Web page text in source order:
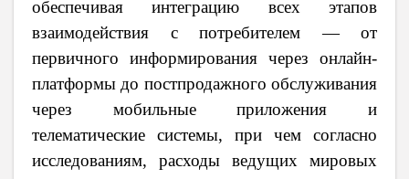
обеспечивая интеграцию всех этапов
взаимодействия с потребителем — от
первичного информирования через онлайн-
платформы до постпродажного обслуживания
через мобильные приложения и
телематические системы, при чем согласно
исследованиям, расходы ведущих мировых